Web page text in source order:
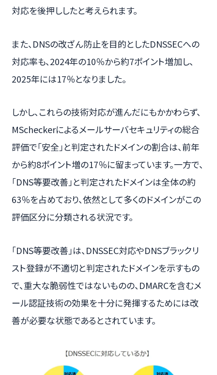
対応を後押ししたと考えられます。
また、DNSの改ざん防止を目的としたDNSSECへの
対応率も、2024年の10％から約7ポイント増加し、
2025年には17％となりました。
しかし、これらの技術対応が進んだにもかかわらず、
MScheckerによるメールサーバセキュリティの総合
評価で「安全」と判定されたドメインの割合は、前年
から約8ポイント増の17％に留まっています。一方で、
「DNS等要改善」と判定されたドメインは全体の約
63％を占めており、依然として多くのドメインがこの
評価区分に分類される状況です。
「DNS等要改善」は、DNSSEC対応やDNSブラックリ
スト登録が不適切と判定されたドメインを示すもの
で、重大な脆弱性ではないものの、DMARCを含むメ
ール認証技術の効果を十分に発揮するためには改
善が必要な状態であるとされています。